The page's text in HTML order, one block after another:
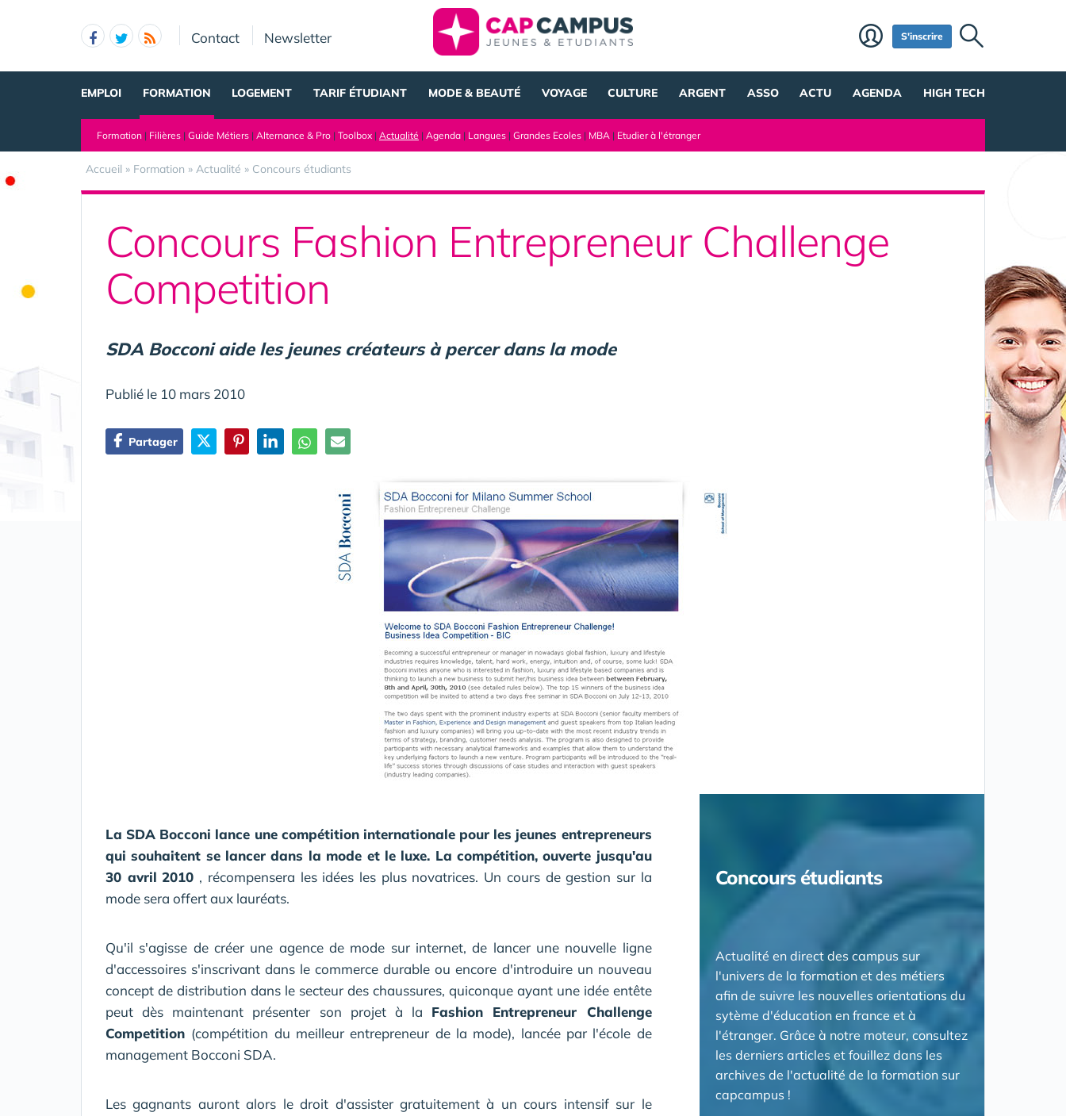
Contact Newsletter S'inscrire
EMPLOI FORMATION LOGEMENT TARIF ÉTUDIANT MODE & BEAUTÉ VOYAGE CULTURE ARGENT ASSO ACTU AGENDA HIGH TECH
Formation | Filières | Guide Métiers | Alternance & Pro | Toolbox | Actualité | Agenda | Langues | Grandes Ecoles | MBA | Etudier à l'étranger
Accueil » Formation » Actualité » Concours étudiants
Concours Fashion Entrepreneur Challenge
Competition
SDA Bocconi aide les jeunes créateurs à percer dans la mode
Publié le 10 mars 2010
Partager
La SDA Bocconi lance une compétition internationale pour les jeunes entrepreneurs
qui souhaitent se lancer dans la mode et le luxe. La compétition, ouverte jusqu'au
30 avril 2010 , récompensera les idées les plus novatrices. Un cours de gestion sur la
mode sera offert aux lauréats.
Qu'il s'agisse de créer une agence de mode sur internet, de lancer une nouvelle ligne
d'accessoires s'inscrivant dans le commerce durable ou encore d'introduire un nouveau
concept de distribution dans le secteur des chaussures, quiconque ayant une idée entête
peut dès maintenant présenter son projet à la Fashion Entrepreneur Challenge
Competition (compétition du meilleur entrepreneur de la mode), lancée par l'école de
management Bocconi SDA.
Les gagnants auront alors le droit d'assister gratuitement à un cours intensif sur le
Concours étudiants
Actualité en direct des campus sur
l'univers de la formation et des métiers
afin de suivre les nouvelles orientations du
sytème d'éducation en france et à
l'étranger. Grâce à notre moteur, consultez
les derniers articles et fouillez dans les
archives de l'actualité de la formation sur
capcampus !